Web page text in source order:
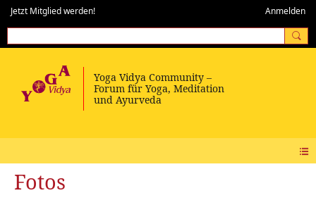
Jetzt Mitglied werden! Anmelden
Fotos